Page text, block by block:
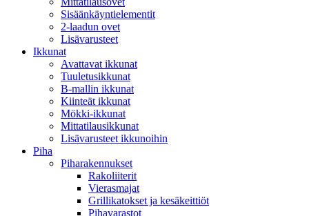
Sisäänkäyntielementit
2-laadun ovet
Lisävarusteet
Ikkunat
Avattavat ikkunat
Tuuletusikkunat
B-mallin ikkunat
Kiinteät ikkunat
Mökki-ikkunat
Mittatilausikkunat
Lisävarusteet ikkunoihin
Piha
Piharakennukset
Rakoliiterit
Vierasmajat
Grillikatokset ja kesäkeittiöt
Pihavarastot